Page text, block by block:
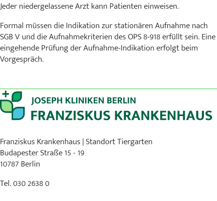
Jeder niedergelassene Arzt kann Patienten einweisen.
Formal müssen die Indikation zur stationären Aufnahme nach
SGB V und die Aufnahmekriterien des OPS 8-918 erfüllt sein. Eine
eingehende Prüfung der Aufnahme-Indikation erfolgt beim
Vorgespräch.
Franziskus Krankenhaus | Standort Tiergarten
Budapester Straße 15 - 19
10787 Berlin
Tel. 030 2638 0